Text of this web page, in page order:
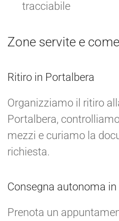
tracciabile
Zone servite e
Ritiro in Portalbera
Organizziamo il ritiro
Portalbera,
mezzi e curiamo la
richiesta.
Consegna autonoma in
Prenota un